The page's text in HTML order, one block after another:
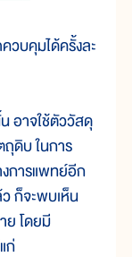
วบคุมได้ครั้งละ
อาจใช้ตัววัสดุ
ถุดิบ ในการ
การแพทย์อีก
ก็จะพบเห็น
ย โดยมี
ก่